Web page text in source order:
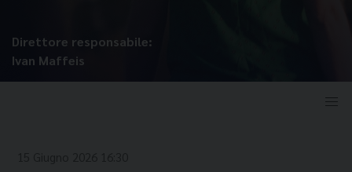
Direttore responsabile:
Ivan Maffeis